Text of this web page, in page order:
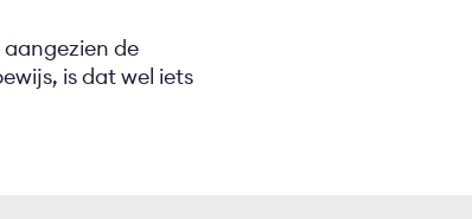
de
is dat wel iets